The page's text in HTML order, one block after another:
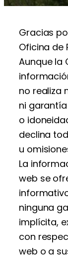
Gracias
Oficina de
Aunque la
no realiza
ni
o
declina
u
La
web se
ninguna
implícita,
con
web o a